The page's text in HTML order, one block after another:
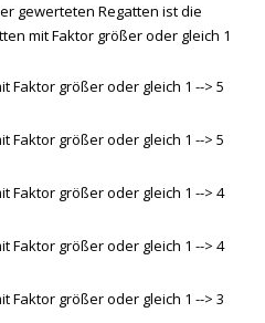
gewerteten Regatten ist die
mit Faktor größer oder gleich 1
Faktor größer oder gleich 1 --> 5
Faktor größer oder gleich 1 --> 5
Faktor größer oder gleich 1 --> 4
Faktor größer oder gleich 1 --> 4
Faktor größer oder gleich 1 --> 3